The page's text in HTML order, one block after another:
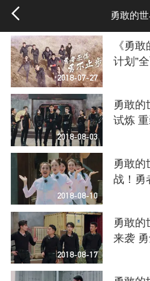
勇敢的
2018-07-27
《勇
计划”
2018-08-03
勇敢的
试炼
2018-08-10
勇敢的
战！勇
2018-08-17
勇敢的
来袭